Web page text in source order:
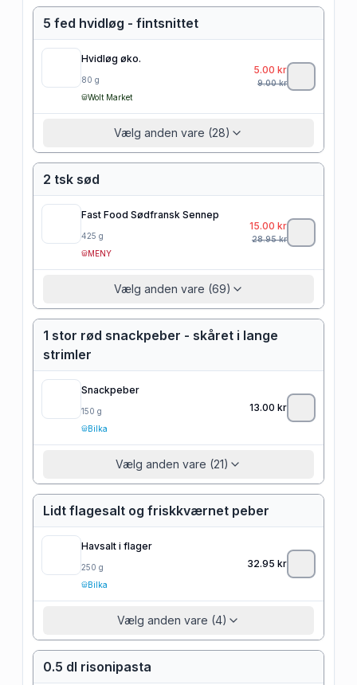
5 fed hvidløg - fintsnittet
Hvidløg øko.
80 g
Wolt Market
5.00 kr
9.00kr
Vælg anden vare (28)
2 tsk sød
Fast Food Sødfransk Sennep
425 g
MENY
15.00 kr
28.95kr
Vælg anden vare (69)
1 stor rød snackpeber - skåret i lange
strimler
Snackpeber
150 g
Bilka
13.00 kr
Vælg anden vare (21)
Lidt flagesalt og friskkværnet peber
Havsalt i flager
250 g
Bilka
32.95 kr
Vælg anden vare (4)
0.5 dl risonipasta